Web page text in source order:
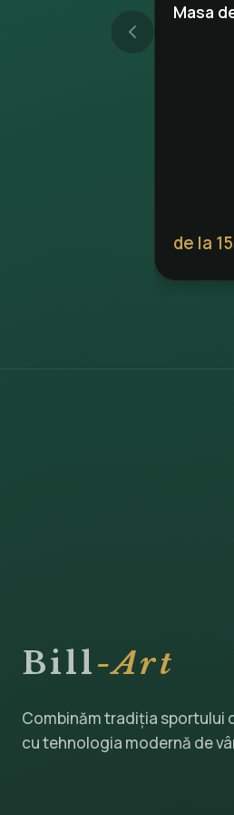
Masa
de la
Bill-Art
Combinăm tradiția sportului
cu tehnologia modernă de